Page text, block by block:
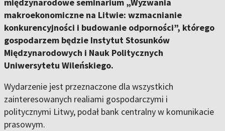
międzynarodowe seminarium „Wyzwania
makroekonomiczne na Litwie: wzmacnianie
konkurencyjności i budowanie odporności”, którego
gospodarzem będzie Instytut Stosunków
Międzynarodowych i Nauk Politycznych
Uniwersytetu Wileńskiego.
Wydarzenie jest przeznaczone dla wszystkich
zainteresowanych realiami gospodarczymi i
politycznymi Litwy, podał bank centralny w komunikacie
prasowym.